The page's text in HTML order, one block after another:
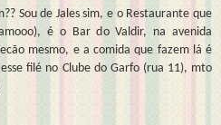
Sou de Jales sim, e o Restaurante que
é o Bar do Valdir, na avenida
mesmo, e a comida que fazem lá é
filé no Clube do Garfo (rua 11), mto